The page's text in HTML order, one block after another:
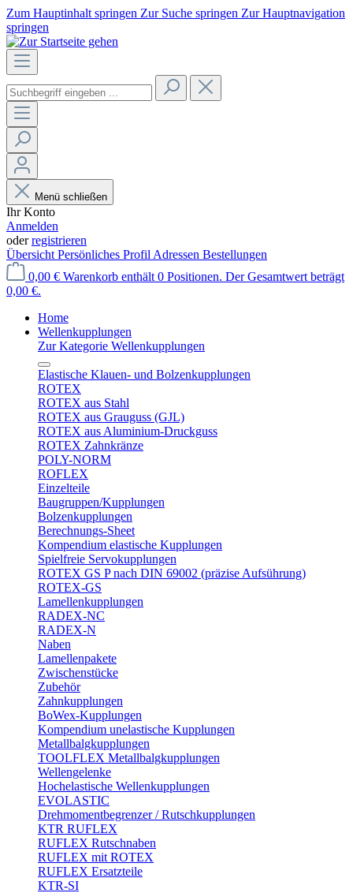
Zum Hauptinhalt springen Zur Suche springen Zur Hauptnavigation
springen
Menü schließen
Ihr Konto
Anmelden
oderregistrieren
Übersicht Persönliches Profil Adressen Bestellungen
0,00 € Warenkorb enthält 0 Positionen. Der Gesamtwert beträgt
0,00 €.
Home
Wellenkupplungen
Zur Kategorie Wellenkupplungen
Elastische Klauen- und Bolzenkupplungen
ROTEX
ROTEX aus Stahl
ROTEX aus Grauguss (GJL)
ROTEX aus Aluminium-Druckguss
ROTEX Zahnkränze
POLY-NORM
ROFLEX
Einzelteile
Baugruppen/Kupplungen
Bolzenkupplungen
Berechnungs-Sheet
Kompendium elastische Kupplungen
Spielfreie Servokupplungen
ROTEX GS P nach DIN 69002 (präzise Aufsührung)
ROTEX-GS
Lamellenkupplungen
RADEX-NC
RADEX-N
Naben
Lamellenpakete
Zwischenstücke
Zubehör
Zahnkupplungen
BoWex-Kupplungen
Kompendium unelastische Kupplungen
Metallbalgkupplungen
TOOLFLEX Metallbalgkupplungen
Wellengelenke
Hochelastische Wellenkupplungen
EVOLASTIC
Drehmomentbegrenzer / Rutschkupplungen
KTR RUFLEX
RUFLEX Rutschnaben
RUFLEX mit ROTEX
RUFLEX Ersatzteile
KTR-SI